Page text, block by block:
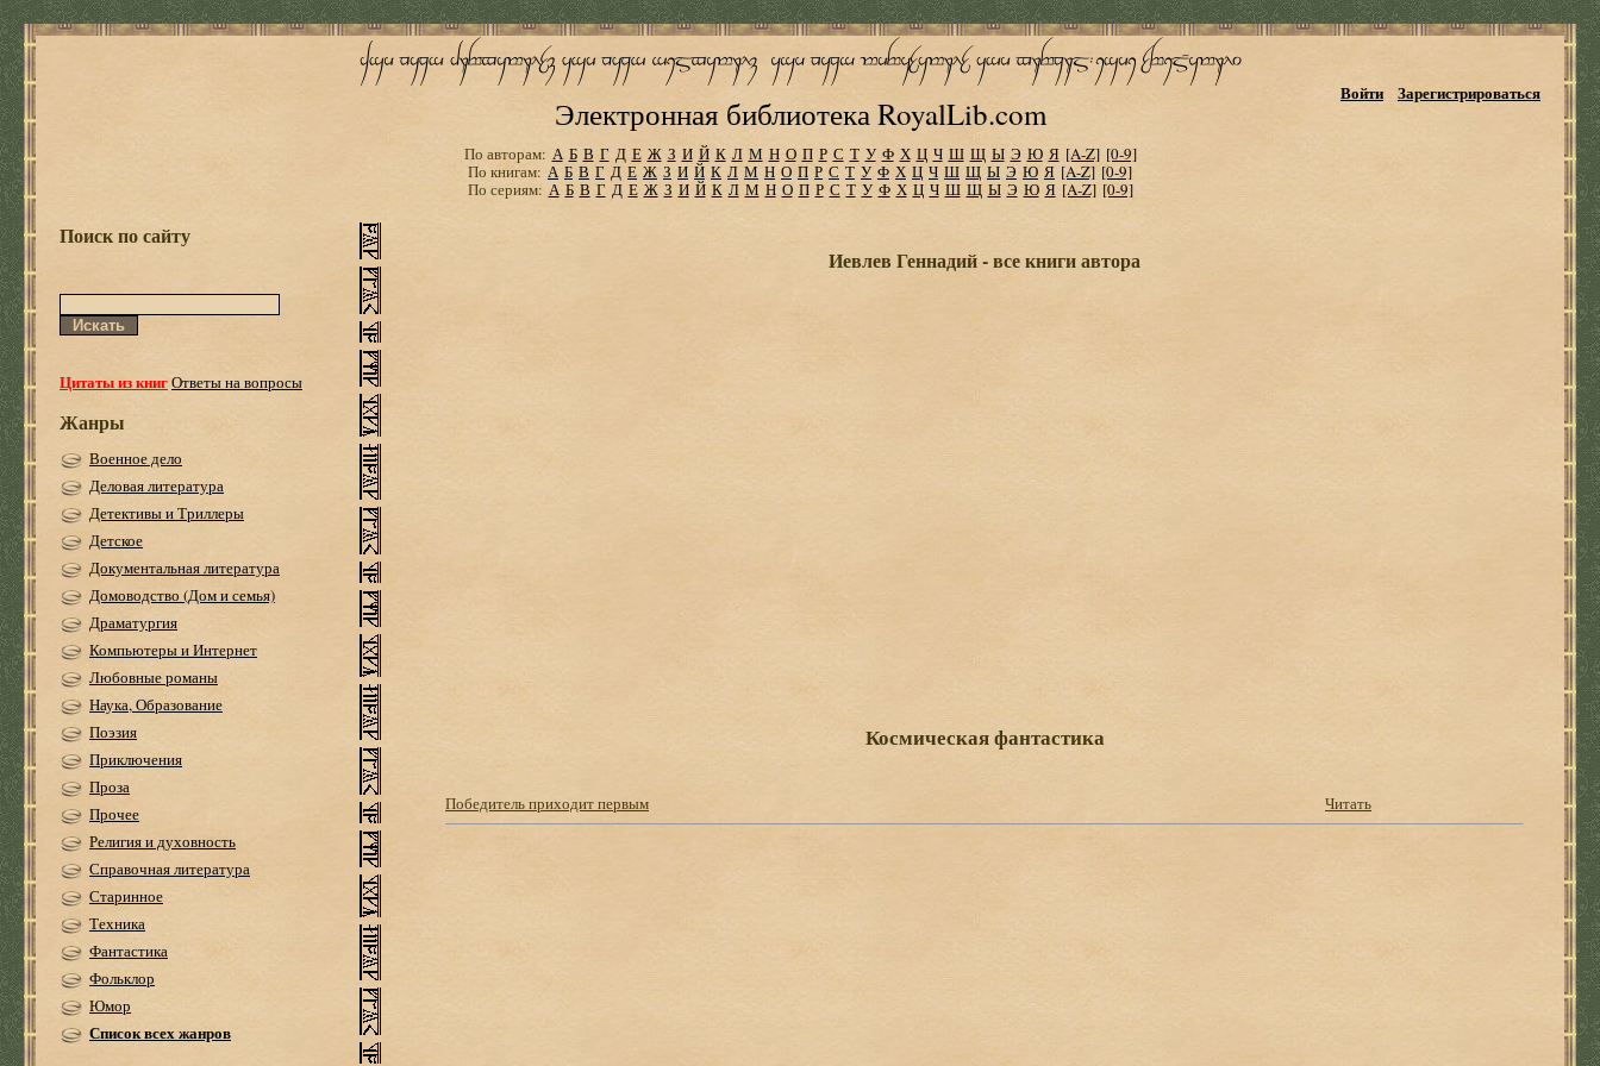
Электронная библиотека RoyalLib.com
Войти Зарегистрироваться
По авторам: А Б В Г Д Е Ж З И Й К Л М Н О П Р С Т У Ф Х Ц Ч Ш Щ Ы Э Ю Я [A-Z] [0-9]
По книгам: А Б В Г Д Е Ж З И Й К Л М Н О П Р С Т У Ф Х Ц Ч Ш Щ Ы Э Ю Я [A-Z] [0-9]
По сериям: А Б В Г Д Е Ж З И Й К Л М Н О П Р С Т У Ф Х Ц Ч Ш Щ Ы Э Ю Я [A-Z] [0-9]
Поиск по сайту
Цитаты из книгОтветы на вопросы
Жанры
Военное дело
Деловая литература
Детективы и Триллеры
Детское
Документальная литература
Домоводство (Дом и семья)
Драматургия
Компьютеры и Интернет
Любовные романы
Наука, Образование
Поэзия
Приключения
Проза
Прочее
Религия и духовность
Справочная литература
Старинное
Техника
Фантастика
Фольклор
Юмор
Список всех жанров
Иевлев Геннадий - все книги автора
Космическая фантастика
Победитель приходит первым Читать